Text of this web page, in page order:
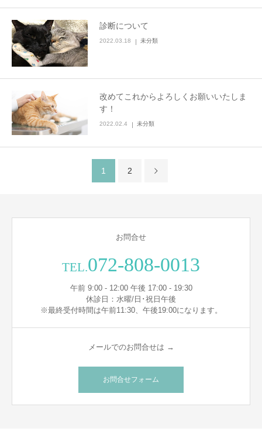
診断について
2022.03.18 未分類
改めてこれからよろしくお願いいたしま
す！
2022.02.4 未分類
1 2
お問合せ
TEL.072-808-0013
午前 9:00 - 12:00 午後 17:00 - 19:30
休診日：水曜/日･祝日午後
※最終受付時間は午前11:30、午後19:00になります。
メールでのお問合せは →
お問合せフォーム